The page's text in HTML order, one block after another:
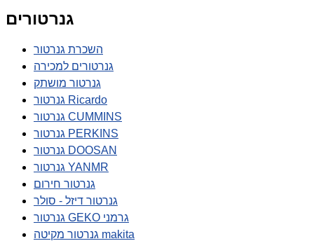
גנרטורים
השכרת גנרטור
גנרטורים למכירה
גנרטור מושתק
גנרטור Ricardo
גנרטור CUMMINS
גנרטור PERKINS
גנרטור DOOSAN
גנרטור YANMR
גנרטור חירום
גנרטור דיזל - סולר
גנרטור GEKO גרמני
גנרטור מקיטה makita